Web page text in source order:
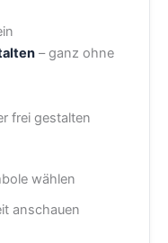
– ganz ohne
frei gestalten
wählen
anschauen